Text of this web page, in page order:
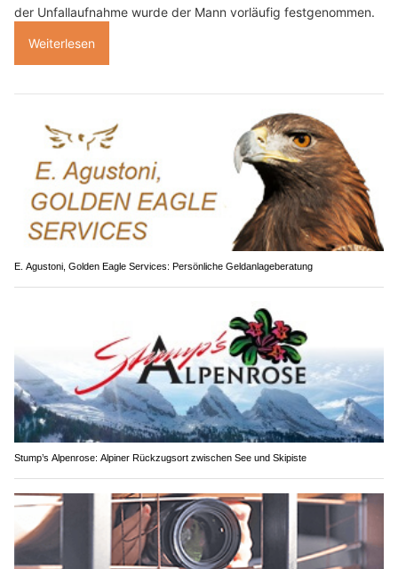
der Unfallaufnahme wurde der Mann vorläufig festgenommen.
Weiterlesen
E. Agustoni, Golden Eagle Services: Persönliche Geldanlageberatung
Stump’s Alpenrose: Alpiner Rückzugsort zwischen See und Skipiste